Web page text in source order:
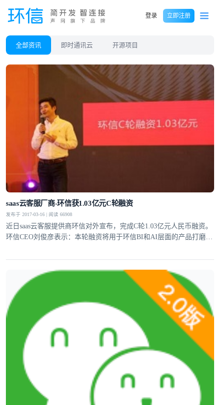
登录 立即注册
全部资讯 即时通讯云 开源项目
saas云客服厂商-环信获1.03亿元C轮融资
发布于 2017-03-16 | 阅读 66908
近日saas云客服提供商环信对外宣布，完成C轮1.03亿元人民币融资。
环信CEO刘俊彦表示：本轮融资将用于环信BI和AI层面的产品打磨，